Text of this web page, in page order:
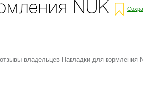
NUK
владельцев Накладки для